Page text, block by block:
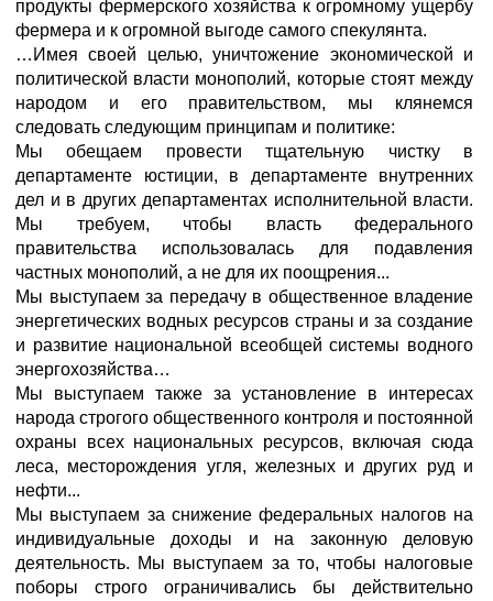
продукты фермерского хозяйства к огромному ущербу
фермера и к огромной выгоде самого спекулянта.
…Имея своей целью, уничтожение экономической и
политической власти монополий, которые стоят между
народом и его правительством, мы клянемся
следовать следующим принципам и политике:
Мы обещаем провести тщательную чистку в
департаменте юстиции, в департаменте внутренних
дел и в других департаментах исполнительной власти.
Мы требуем, чтобы власть федерального
правительства использовалась для подавления
частных монополий, а не для их поощрения...
Мы выступаем за передачу в общественное владение
энергетических водных ресурсов страны и за создание
и развитие национальной всеобщей системы водного
энергохозяйства…
Мы выступаем также за установление в интересах
народа строгого общественного контроля и постоянной
охраны всех национальных ресурсов, включая сюда
леса, месторождения угля, железных и других руд и
нефти...
Мы выступаем за снижение федеральных налогов на
индивидуальные доходы и на законную деловую
деятельность. Мы выступаем за то, чтобы налоговые
поборы строго ограничивались бы действительно